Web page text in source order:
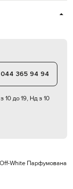
365 94 94
10 до 19, Нд з 10
Off-White Парфумована